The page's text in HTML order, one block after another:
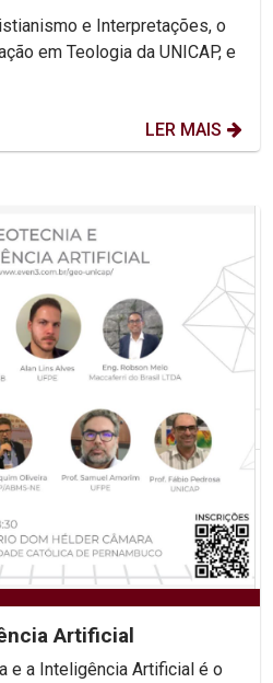
e Interpretações, o
em Teologia da UNICAP, e
LER MAIS
Artificial
e a Inteligência Artificial é o